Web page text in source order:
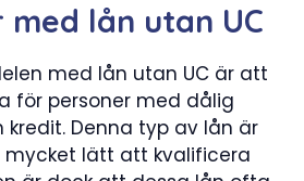
med lån utan UC
med lån utan UC är att
för personer med dålig
kredit. Denna typ av lån är
mycket lätt att kvalificera